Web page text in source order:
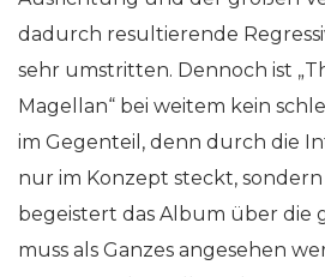
dadurch resultierende
sehr umstritten. Dennoch ist
Magellan“ bei weitem kein
im Gegenteil, denn durch die
nur im Konzept steckt,
begeistert das Album über die
muss als Ganzes angesehen